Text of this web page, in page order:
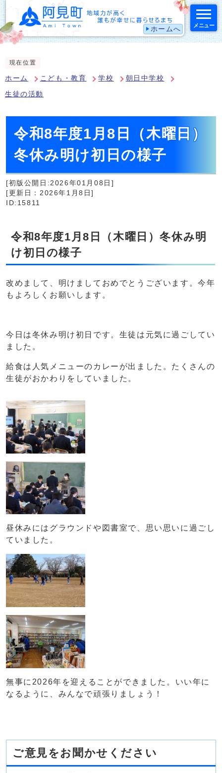
ホームへ メニュー
現在位置
ホーム こども・教育 学校 朝日中学校
生徒の活動
令和8年度1月8日（木曜日）
冬休み明け初日の様子
[初版公開日:2026年01月08日]
[更新日：2026年1月8日]
ID:15811
令和8年度1月8日（木曜日）冬休み明
け初日の様子
改めまして、明けましておめでとうございます。今年
もよろしくお願いします。
今日は冬休み明け初日です。生徒は元気に過ごしてい
ました。
給食は人気メニューのカレーが出ました。たくさんの
生徒がおかわりをしていました。
昼休みにはグラウンドや図書室で、思い思いに過ごし
ていました。
無事に2026年を迎えることができました。いい年に
なるように、みんなで頑張りましょう！
ご意見をお聞かせください